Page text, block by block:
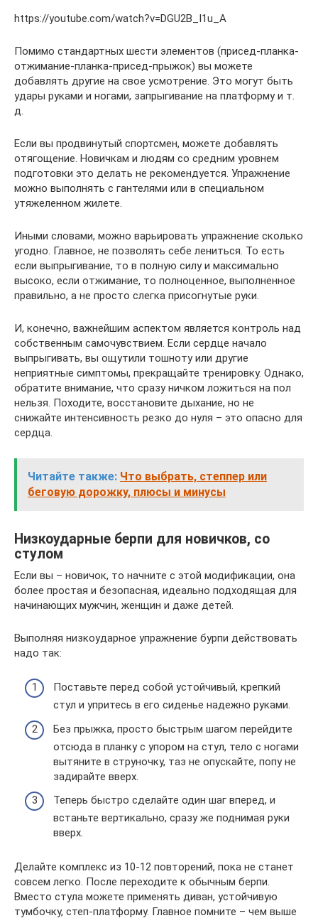
https://youtube.com/watch?v=DGU2B_I1u_A
Помимо стандартных шести элементов (присед-планка-
отжимание-планка-присед-прыжок) вы можете
добавлять другие на свое усмотрение. Это могут быть
удары руками и ногами, запрыгивание на платформу и т.
д.
Если вы продвинутый спортсмен, можете добавлять
отягощение. Новичкам и людям со средним уровнем
подготовки это делать не рекомендуется. Упражнение
можно выполнять с гантелями или в специальном
утяжеленном жилете.
Иными словами, можно варьировать упражнение сколько
угодно. Главное, не позволять себе лениться. То есть
если выпрыгивание, то в полную силу и максимально
высоко, если отжимание, то полноценное, выполненное
правильно, а не просто слегка присогнутые руки.
И, конечно, важнейшим аспектом является контроль над
собственным самочувствием. Если сердце начало
выпрыгивать, вы ощутили тошноту или другие
неприятные симптомы, прекращайте тренировку. Однако,
обратите внимание, что сразу ничком ложиться на пол
нельзя. Походите, восстановите дыхание, но не
снижайте интенсивность резко до нуля – это опасно для
сердца.
Читайте также: Что выбрать, степпер или
беговую дорожку, плюсы и минусы
Низкоударные берпи для новичков, со
стулом
Если вы – новичок, то начните с этой модификации, она
более простая и безопасная, идеально подходящая для
начинающих мужчин, женщин и даже детей.
Выполняя низкоударное упражнение бурпи действовать
надо так:
Поставьте перед собой устойчивый, крепкий
стул и упритесь в его сиденье надежно руками.
Без прыжка, просто быстрым шагом перейдите
отсюда в планку с упором на стул, тело с ногами
вытяните в струночку, таз не опускайте, попу не
задирайте вверх.
Теперь быстро сделайте один шаг вперед, и
встаньте вертикально, сразу же поднимая руки
вверх.
Делайте комплекс из 10-12 повторений, пока не станет
совсем легко. После переходите к обычным берпи.
Вместо стула можете применять диван, устойчивую
тумбочку, степ-платформу. Главное помните – чем выше